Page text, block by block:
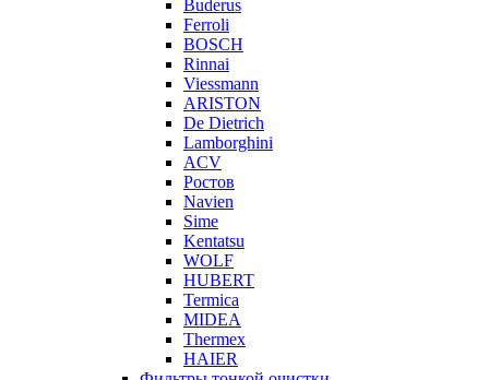
Buderus
Ferroli
BOSCH
Rinnai
Viessmann
ARISTON
De Dietrich
Lamborghini
ACV
Ростов
Navien
Sime
Kentatsu
WOLF
HUBERT
Termica
MIDEA
Thermex
HAIER